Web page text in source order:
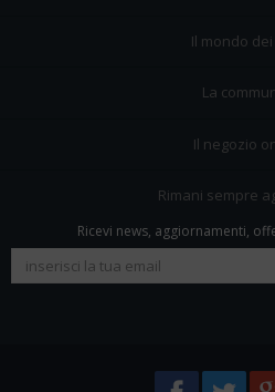
Il mondo
Tutte le
La
Home
Tutti i cani
Il negozio
Negozio
Spedizioni
Rimani sempre
Ricevi news, aggiornamenti,